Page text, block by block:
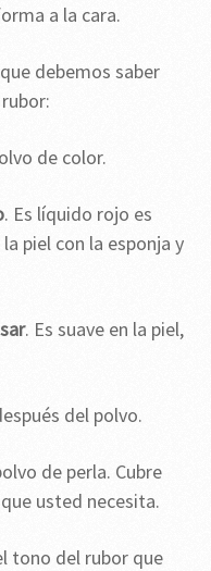
a la cara.
debemos saber
de color.
. Es líquido rojo es
piel con la esponja y
. Es suave en la piel,
del polvo.
de perla. Cubre
usted necesita.
tono del rubor que